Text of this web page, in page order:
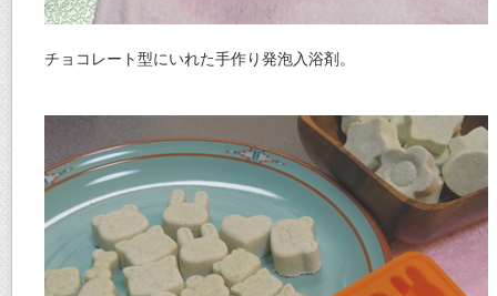
チョコレート型にいれた手作り発泡入浴剤。